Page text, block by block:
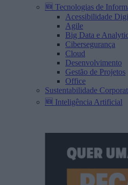
🆕 Tecnologias de
Acessibilidade
Agile
Big Data e
Cibersegurança
Cloud
Desenvolvimento
Gestão de Projetos
Office
Sustentabilidade
🆕 Inteligência Artificial